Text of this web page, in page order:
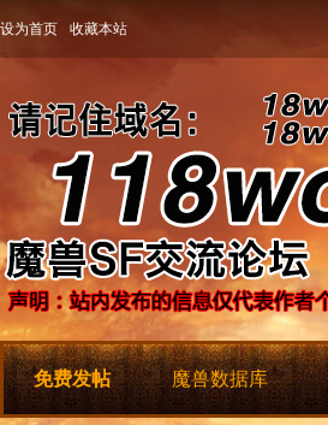
设为首页 收藏本站
免费发帖 魔兽数据库